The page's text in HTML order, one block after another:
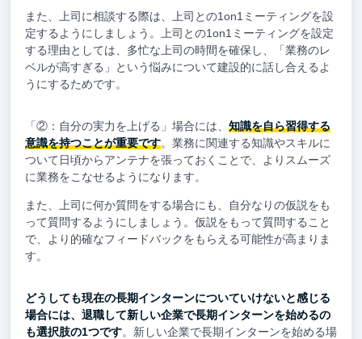
また、上司に相談する際は、上司との1on1ミーティングを設
定するようにしましょう。上司との1on1ミーティングを設定
する理由としては、多忙な上司の時間を確保し、「業務のレ
ベルが高すぎる」という悩みについて建設的に話し合えるよ
うにするためです。
「②：自分の実力を上げる」場合には、 知識を自ら習得する
意識を持つことが重要です。業務に関連する知識やスキルに
ついて日頃からアンテナを張っておくことで、よりスムーズ
に業務をこなせるようになります。
また、上司に何か質問をする場合にも、自分なりの仮説をも
って質問するようにしましょう。仮説をもって質問すること
で、より的確なフィードバックをもらえる可能性が高まりま
す。
どうしても現在の長期インターンについていけないと感じる
場合には、退職して新しい企業で長期インターンを始めるの
も選択肢の1つです。新しい企業で長期インターンを始める場